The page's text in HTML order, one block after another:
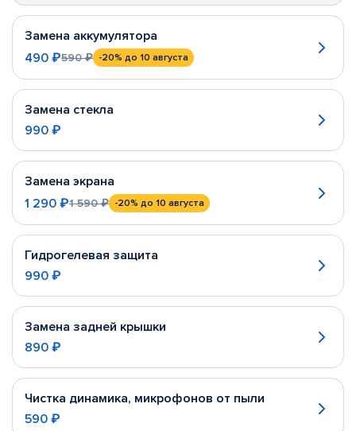
Замена аккумулятора
490 ₽590 ₽ -20% до 10 августа
Замена стекла
990 ₽
Замена экрана
1 290 ₽1 590 ₽ -20% до 10 августа
Гидрогелевая защита
990 ₽
Замена задней крышки
890 ₽
Чистка динамика, микрофонов от пыли
590 ₽